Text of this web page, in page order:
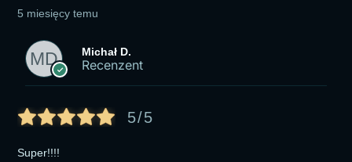
5 miesięcy temu
Michał D.
Recenzent
5/5
Super!!!!